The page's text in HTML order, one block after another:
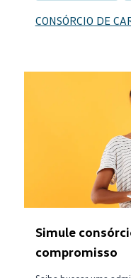
CONSÓRCIO DE
Simule
compromisso